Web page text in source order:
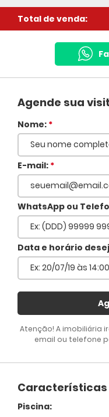
Total de venda:
Agende sua
Nome: *
E-mail: *
WhatsApp ou
Data e horário
Atenção! A imobiliária
email ou telefone
Características
Piscina: